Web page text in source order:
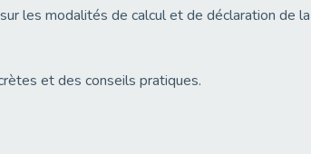
les modalités de calcul et de déclaration de la
et des conseils pratiques.